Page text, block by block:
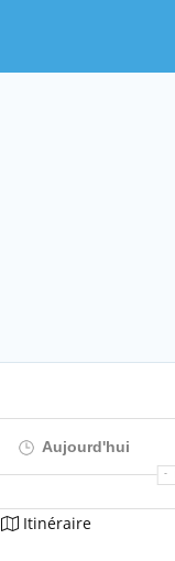
Aujourd'hui
Itinéraire